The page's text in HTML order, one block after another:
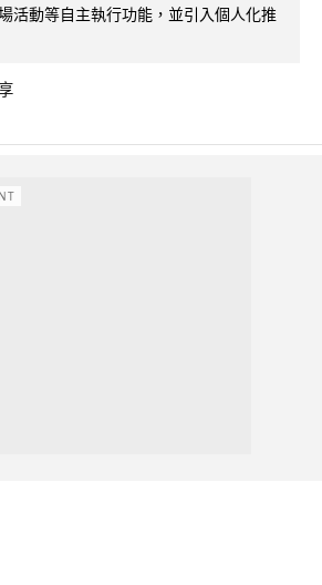
活動等自主執行功能，並引入個人化推